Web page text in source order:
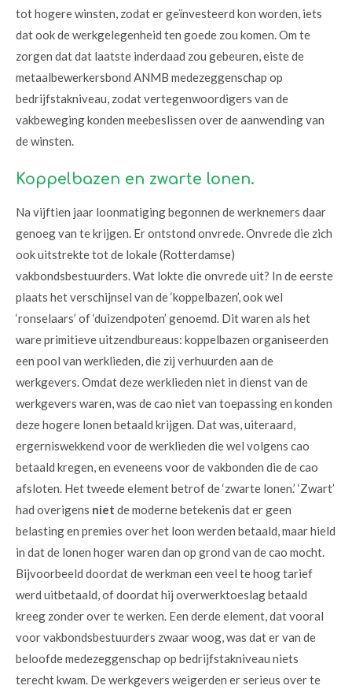
tot hogere winsten, zodat er geïnvesteerd kon worden, iets
dat ook de werkgelegenheid ten goede zou komen. Om te
zorgen dat dat laatste inderdaad zou gebeuren, eiste de
metaalbewerkersbond ANMB medezeggenschap op
bedrijfstakniveau, zodat vertegenwoordigers van de
vakbeweging konden meebeslissen over de aanwending van
de winsten.
Koppelbazen en zwarte lonen.
Na vijftien jaar loonmatiging begonnen de werknemers daar
genoeg van te krijgen. Er ontstond onvrede. Onvrede die zich
ook uitstrekte tot de lokale (Rotterdamse)
vakbondsbestuurders. Wat lokte die onvrede uit? In de eerste
plaats het verschijnsel van de ‘koppelbazen’, ook wel
‘ronselaars’ of ‘duizendpoten’ genoemd. Dit waren als het
ware primitieve uitzendbureaus: koppelbazen organiseerden
een pool van werklieden, die zij verhuurden aan de
werkgevers. Omdat deze werklieden niet in dienst van de
werkgevers waren, was de cao niet van toepassing en konden
deze hogere lonen betaald krijgen. Dat was, uiteraard,
ergerniswekkend voor de werklieden die wel volgens cao
betaald kregen, en eveneens voor de vakbonden die de cao
afsloten. Het tweede element betrof de ‘zwarte lonen.’ ‘Zwart’
had overigens niet de moderne betekenis dat er geen
belasting en premies over het loon werden betaald, maar hield
in dat de lonen hoger waren dan op grond van de cao mocht.
Bijvoorbeeld doordat de werkman een veel te hoog tarief
werd uitbetaald, ofdoordat hij overwerktoeslag betaald
kreeg zonder over te werken. Een derde element, dat vooral
voor vakbondsbestuurders zwaar woog, was dat er van de
beloofde medezeggenschap op bedrijfstakniveau niets
terecht kwam. De werkgevers weigerden er serieus over te